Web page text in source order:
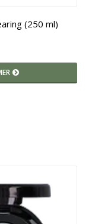
Lägg
(250 ml)